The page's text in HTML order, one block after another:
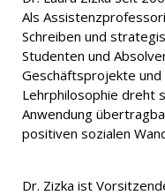
Als
Schreiben und
Studenten und
Geschäftsprojekte
Lehrphilosophie dreht
Anwendung
positiven sozialen
Dr. Zizka ist